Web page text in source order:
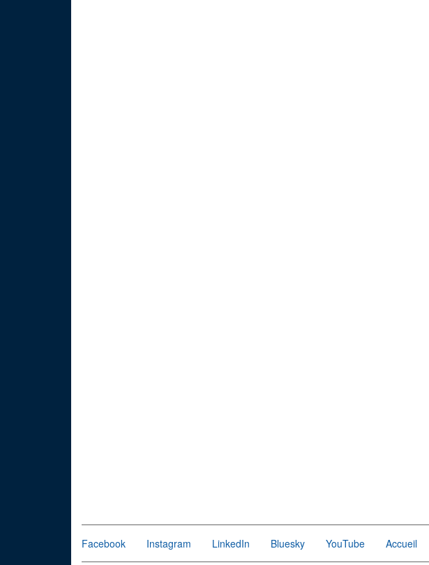
Facebook Instagram LinkedIn Bluesky YouTube Accueil